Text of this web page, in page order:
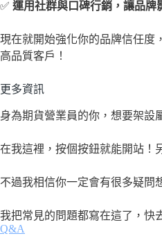
✅ 運用社群與口碑行銷，讓品牌
現在就開始強化你的品牌信任度
高品質客戶！
更多資訊
身為期貨營業員的你，想要架設
在我這裡，按個按鈕就能開站！
不過我相信你一定會有很多疑問
我把常見的問題都寫在這了，快
Q&A